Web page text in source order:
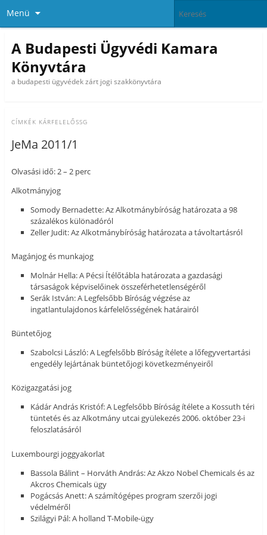
Menü
A Budapesti Ügyvédi Kamara
Könyvtára
a budapesti ügyvédek zárt jogi szakkönyvtára
CÍMKÉK KÁRFELELŐSSG
JeMa 2011/1
Olvasási idő: 2 – 2 perc
Alkotmányjog
Somody Bernadette: Az Alkotmánybíróság határozata a 98
százalékos különadóról
Zeller Judit: Az Alkotmánybíróság határozata a távoltartásról
Magánjog és munkajog
Molnár Hella: A Pécsi Ítélőtábla határozata a gazdasági
társaságok képviselőinek összeférhetetlenségéről
Serák István: A Legfelsőbb Bíróság végzése az
ingatlantulajdonos kárfelelősségének határairól
Büntetőjog
Szabolcsi László: A Legfelsőbb Bíróság ítélete a lőfegyvertartási
engedély lejártának büntetőjogi következményeiről
Közigazgatási jog
Kádár András Kristóf: A Legfelsőbb Bíróság ítélete a Kossuth téri
tüntetés és az Alkotmány utcai gyülekezés 2006. október 23-i
feloszlatásáról
Luxembourgi joggyakorlat
Bassola Bálint – Horváth András: Az Akzo Nobel Chemicals és az
Akcros Chemicals ügy
Pogácsás Anett: A számítógépes program szerzői jogi
védelméről
Szilágyi Pál: A holland T-Mobile-ügy